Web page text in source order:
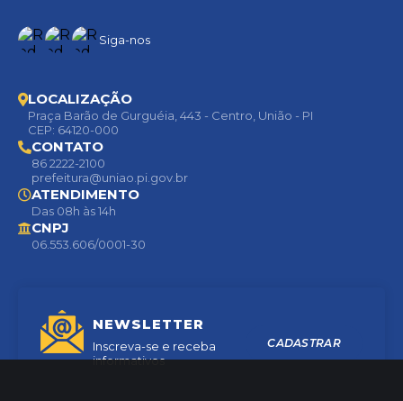
Siga-nos
NEWSLETTER
Inscreva-se e receba
informativos
CADASTRAR
LOCALIZAÇÃO
Praça Barão de Gurguéia, 443 - Centro, União - PI
CEP: 64120-000
CONTATO
86 2222-2100
prefeitura@uniao.pi.gov.br
ATENDIMENTO
Das 08h às 14h
CNPJ
06.553.606/0001-30